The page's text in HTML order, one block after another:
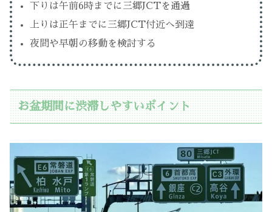
下りは午前6時までに三郷JCTを通過
上りは正午までに三郷JCT付近へ到達
夜間や早朝の移動を検討する
お盆期間に渋滞しやすいポイント